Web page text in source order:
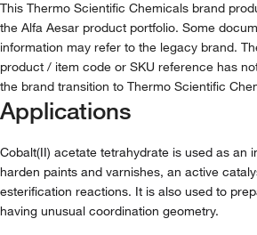
This Thermo Scientific Chemicals brand
the Alfa Aesar product portfolio. Some
information may refer to the legacy brand.
product / item code or SKU reference has
the brand transition to Thermo Scientific
Applications
Cobalt(II) acetate tetrahydrate is used as an
harden paints and varnishes, an active
esterification reactions. It is also used to
having unusual coordination geometry.